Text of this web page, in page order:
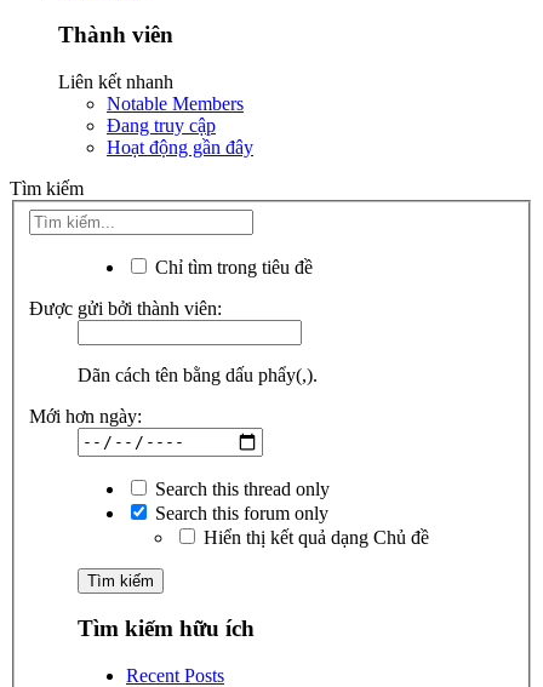
Thành viên
Liên kết nhanh
Notable Members
Đang truy cập
Hoạt động gần đây
Tìm kiếm
Chỉ tìm trong tiêu đề
Được gửi bởi thành viên:
Dãn cách tên bằng dấu phẩy(,).
Mới hơn ngày:
Search this thread only
Search this forum only
Hiển thị kết quả dạng Chủ đề
Tìm kiếm hữu ích
Recent Posts